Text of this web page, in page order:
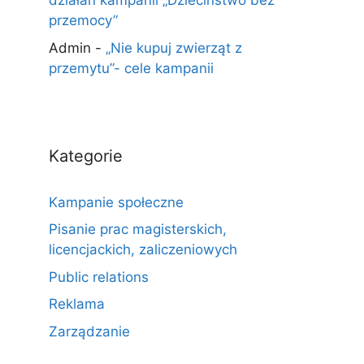
przemocy”
Admin - „Nie kupuj zwierząt z
przemytu”- cele kampanii
Kategorie
Kampanie społeczne
Pisanie prac magisterskich,
licencjackich, zaliczeniowych
Public relations
Reklama
Zarządzanie